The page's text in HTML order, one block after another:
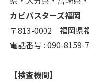
カビバスターズ福岡
〒813-0002 福岡県
電話番号 : 090-8159-
【検査機関】